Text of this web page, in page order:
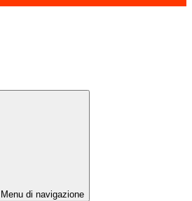
Menu di navigazione